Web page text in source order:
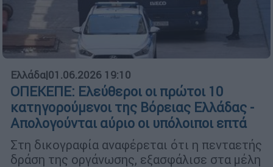
Ελλάδα|01.06.2026 19:10
ΟΠΕΚΕΠΕ: Ελεύθεροι οι πρώτοι 10
κατηγορούμενοι της Βόρειας Ελλάδας -
Απολογούνται αύριο οι υπόλοιποι επτά
Στη δικογραφία αναφέρεται ότι η πενταετής
δράση της οργάνωσης, εξασφάλισε στα μέλη